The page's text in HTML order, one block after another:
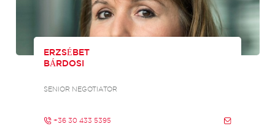
ERZSÉBET
BÁRDOSI
SENIOR NEGOTIATOR
+36 30 433 5395